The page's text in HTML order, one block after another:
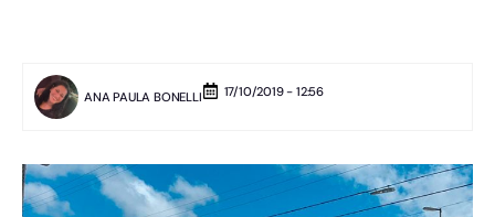
ANA PAULA BONELLI 17/10/2019 - 12:56